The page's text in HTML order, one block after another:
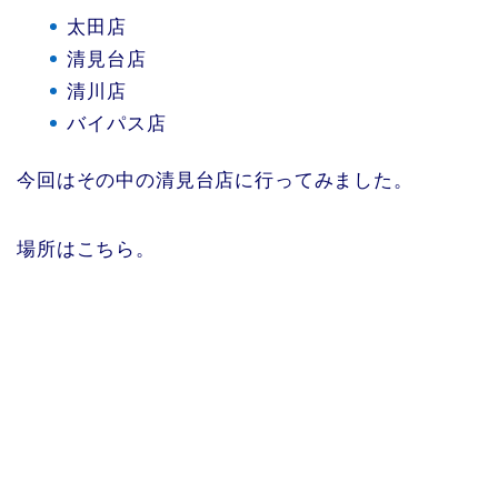
太田店
清見台店
清川店
バイパス店
今回はその中の清見台店に行ってみました。
場所はこちら。